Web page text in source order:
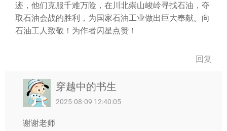
迹，他们克服千难万险，在川北崇山峻岭寻找石油，夺
取石油会战的胜利，为国家石油工业做出巨大奉献。向
石油工人致敬！为作者闪星点赞！
回复
穿越中的书生
2025-08-09 12:40:05
谢谢老师